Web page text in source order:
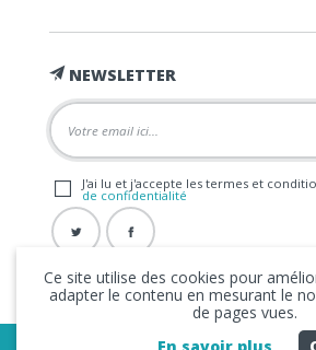
NEWSLETTER
J'ai lu et j'accepte les termes et
de confidentialité
Ce site utilise des cookies pour
adapter le contenu en mesurant le
de pages vues.